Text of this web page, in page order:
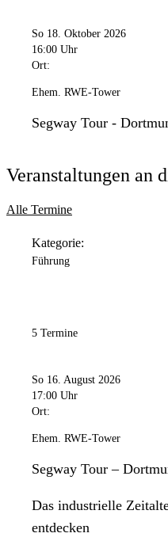
So 18. Oktober 2026
16:00 Uhr
Ort:
Ehem. RWE-Tower
Segway Tour -
Veranstaltungen an
Alle Termine
Kategorie:
Führung
5 Termine
So 16. August 2026
17:00 Uhr
Ort:
Ehem. RWE-Tower
Segway Tour –
Das industrielle
entdecken